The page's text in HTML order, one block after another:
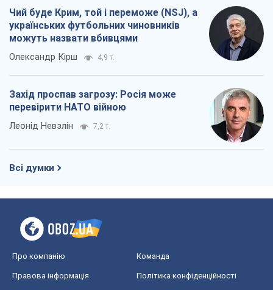
Чий буде Крим, той і переможе (NSJ), а
українських футбольних чиновників
можуть назвати вбивцями
Олександр Кірш 4,9 т.
Захід проспав загрозу: Росія може
перевірити НАТО війною
Леонід Невзлін 7,2 т.
Всі думки
Про компанію Команда
Правова інформація Політика конфіденційності